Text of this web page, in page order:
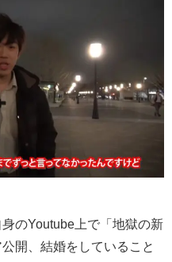
のYoutube上で「地獄の新
開、結婚をしていること